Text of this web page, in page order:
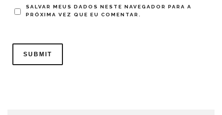
SALVAR MEUS DADOS NESTE NAVEGADOR PARA A
PRÓXIMA VEZ QUE EU COMENTAR.